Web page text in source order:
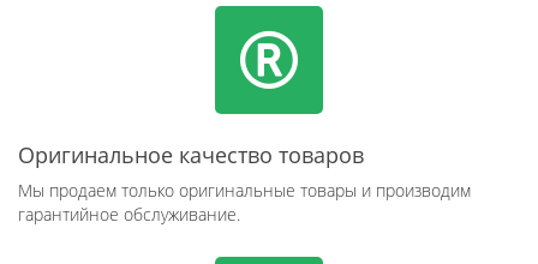
Оригинальное качество товаров
Мы продаем только оригинальные товары и производим
гарантийное обслуживание.